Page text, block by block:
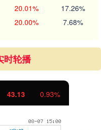
20.01% 17.26%
20.00% 7.68%
时轮播
43.13 0.93%